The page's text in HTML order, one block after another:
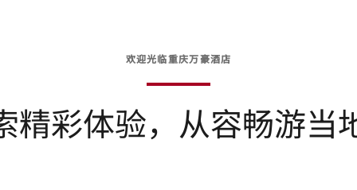
欢迎光临重庆万豪酒店
精彩体验，从容畅游当